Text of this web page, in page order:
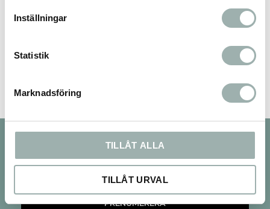
Inställningar
Statistik
Marknadsföring
TILLÅT ALLA
TILLÅT URVAL
Nyhetsbrev
PRENUMERERA